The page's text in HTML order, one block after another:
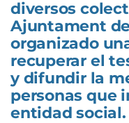
diversos
Ajuntament
organizado
recuperar el
y difundir la
personas que
entidad social.